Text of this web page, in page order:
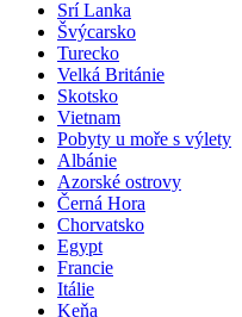
Srí Lanka
Švýcarsko
Turecko
Velká Británie
Skotsko
Vietnam
Pobyty u moře s výlety
Albánie
Azorské ostrovy
Černá Hora
Chorvatsko
Egypt
Francie
Itálie
Keňa